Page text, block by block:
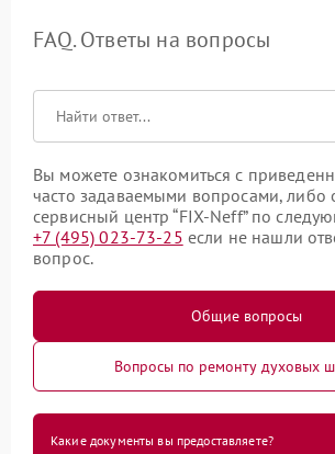
FAQ. Ответы на вопросы
Вы можете ознакомиться с
часто задаваемыми вопросами, либо
сервисный центр “FIX-Neff” по
+7 (495) 023-73-25 если не нашли
вопрос.
Общие вопросы
Вопросы по ремонту духовых
Какие документы вы предоставляете?